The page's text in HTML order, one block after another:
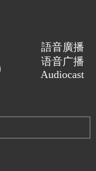
語音廣播
语音广播
Audiocast